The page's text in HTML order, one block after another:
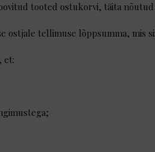
tooted ostukorvi, täita nõutud
ostjale tellimuse lõppsumma, mis
et: